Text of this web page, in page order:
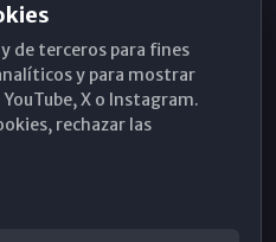
de terceros para fines
y para mostrar
X o Instagram.
rechazar las